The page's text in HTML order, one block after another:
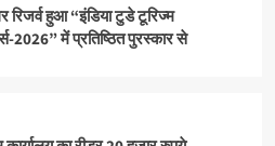
रिजर्व हुआ “इंडिया टुडे टूरिज्म
2026” में प्रतिष्ठित पुरस्कार से